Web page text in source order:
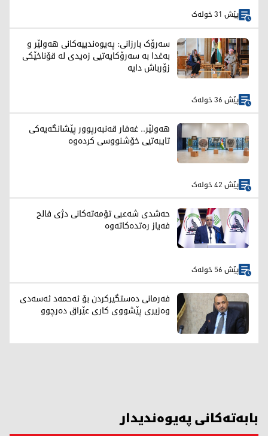
پێش 31 خولەک
سەرۆک بارزانی: پەیوەندییەکانی هەولێر و
بەغدا بە سەرۆکایەتیی زەیدی لە قۆناخێکی
زۆرباش دایە
پێش 36 خولەک
هەولێر.. غەفار قەنبەرپوور پێشانگەیەکی
تایبەتیی خۆشنووسی کردەوە
پێش 42 خولەک
حەشدی شەعبی تۆمەتەکانی دژی فالح
فەیاز رەتدەکاتەوە
پێش 56 خولەک
فەرمانی دەستگیرکردن بۆ ئەحمەد ئەسەدی
وەزیری پێشووی کاری عێراق دەرچوو
بابەتەکانی پەیوەندیدار